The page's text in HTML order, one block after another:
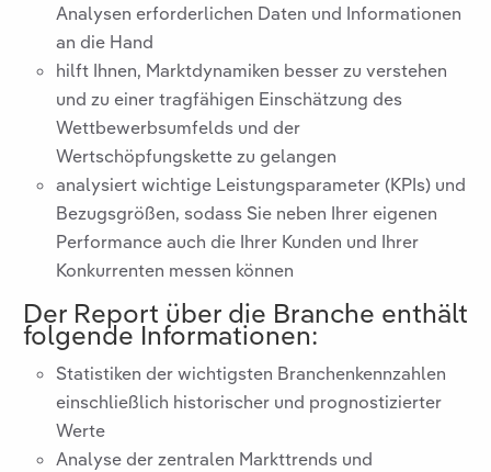
Analysen erforderlichen Daten und Informationen
an die Hand
hilft Ihnen, Marktdynamiken besser zu verstehen
und zu einer tragfähigen Einschätzung des
Wettbewerbsumfelds und der
Wertschöpfungskette zu gelangen
analysiert wichtige Leistungsparameter (KPIs) und
Bezugsgrößen, sodass Sie neben Ihrer eigenen
Performance auch die Ihrer Kunden und Ihrer
Konkurrenten messen können
Der Report über die Branche enthält
folgende Informationen:
Statistiken der wichtigsten Branchenkennzahlen
einschließlich historischer und prognostizierter
Werte
Analyse der zentralen Markttrends und